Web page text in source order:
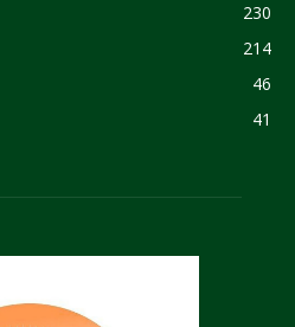
230
214
46
41